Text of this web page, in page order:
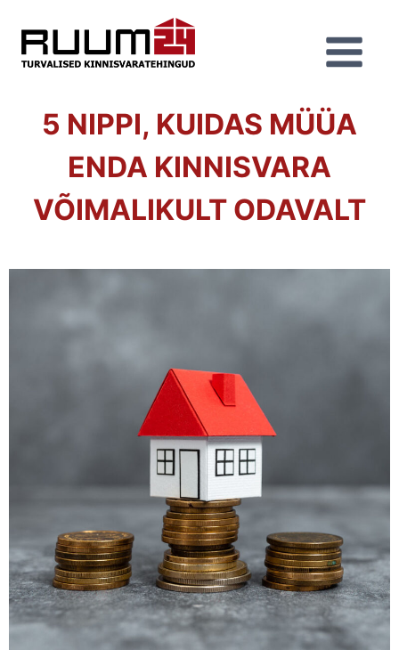
5 NIPPI, KUIDAS MÜÜA
ENDA KINNISVARA
VÕIMALIKULT ODAVALT